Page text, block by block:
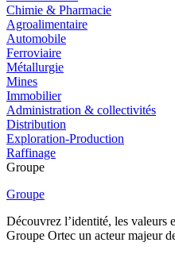
Chimie & Pharmacie
Agroalimentaire
Automobile
Ferroviaire
Métallurgie
Mines
Immobilier
Administration & collectivités
Distribution
Exploration-Production
Raffinage
Groupe
Groupe
Découvrez l’identité, les valeurs
Groupe Ortec un acteur majeur